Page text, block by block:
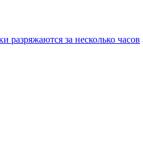
за несколько часов